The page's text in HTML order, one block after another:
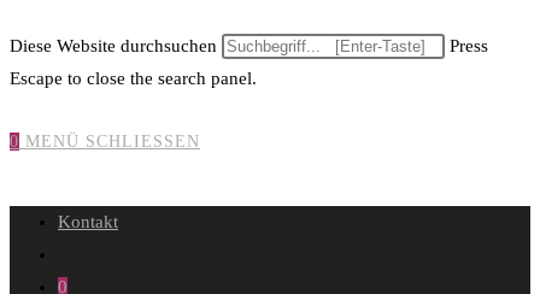
Diese Website durchsuchen
Press
Escape to close the search panel.
0 MENÜ SCHLIESSEN
Kontakt
0